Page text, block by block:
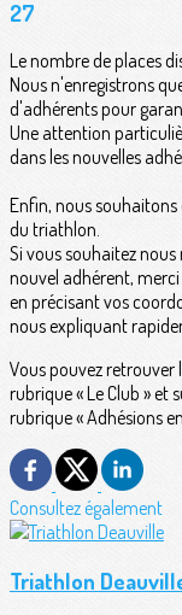
27
Le nombre de places
Nous n'enregistrons
d'adhérents pour
Une attention
dans les nouvelles
Enfin, nous souhaitons
du triathlon.
Si vous souhaitez
nouvel adhérent,
en précisant vos
nous expliquant
Vous pouvez
rubrique « Le Club » et
rubrique « Adhésions
Consultez également
Triathlon